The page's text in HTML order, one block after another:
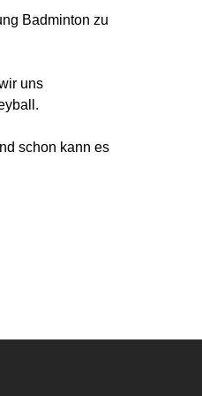
Badminton zu
uns
schon kann es